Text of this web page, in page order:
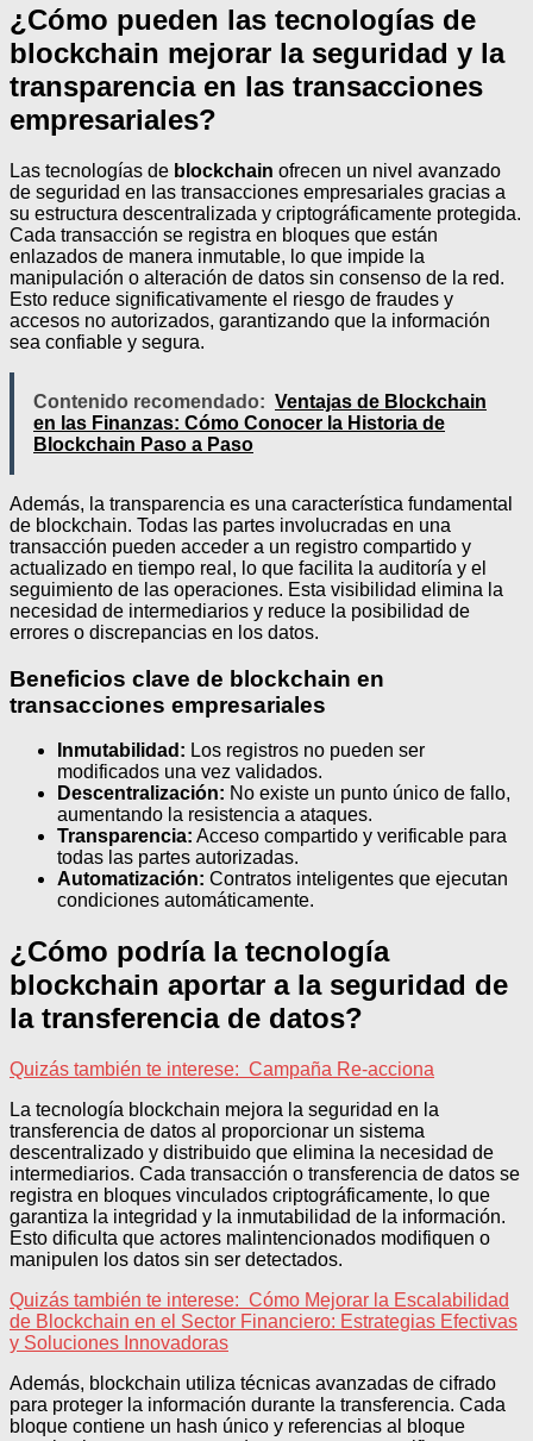
¿Cómo pueden las tecnologías de
blockchain mejorar la seguridad y la
transparencia en las transacciones
empresariales?
Las tecnologías de blockchain ofrecen un nivel avanzado
de seguridad en las transacciones empresariales gracias a
su estructura descentralizada y criptográficamente protegida.
Cada transacción se registra en bloques que están
enlazados de manera inmutable, lo que impide la
manipulación o alteración de datos sin consenso de la red.
Esto reduce significativamente el riesgo de fraudes y
accesos no autorizados, garantizando que la información
sea confiable y segura.
Contenido recomendado: Ventajas de Blockchain
en las Finanzas: Cómo Conocer la Historia de
Blockchain Paso a Paso
Además, la transparencia es una característica fundamental
de blockchain. Todas las partes involucradas en una
transacción pueden acceder a un registro compartido y
actualizado en tiempo real, lo que facilita la auditoría y el
seguimiento de las operaciones. Esta visibilidad elimina la
necesidad de intermediarios y reduce la posibilidad de
errores o discrepancias en los datos.
Beneficios clave de blockchain en
transacciones empresariales
Inmutabilidad: Los registros no pueden ser
modificados una vez validados.
Descentralización: No existe un punto único de fallo,
aumentando la resistencia a ataques.
Transparencia: Acceso compartido y verificable para
todas las partes autorizadas.
Automatización: Contratos inteligentes que ejecutan
condiciones automáticamente.
¿Cómo podría la tecnología
blockchain aportar a la seguridad de
la transferencia de datos?
Quizás también te interese: Campaña Re-acciona
La tecnología blockchain mejora la seguridad en la
transferencia de datos al proporcionar un sistema
descentralizado y distribuido que elimina la necesidad de
intermediarios. Cada transacción o transferencia de datos se
registra en bloques vinculados criptográficamente, lo que
garantiza la integridad y la inmutabilidad de la información.
Esto dificulta que actores malintencionados modifiquen o
manipulen los datos sin ser detectados.
Quizás también te interese: Cómo Mejorar la Escalabilidad
de Blockchain en el Sector Financiero: Estrategias Efectivas
y Soluciones Innovadoras
Además, blockchain utiliza técnicas avanzadas de cifrado
para proteger la información durante la transferencia. Cada
bloque contiene un hash único y referencias al bloque